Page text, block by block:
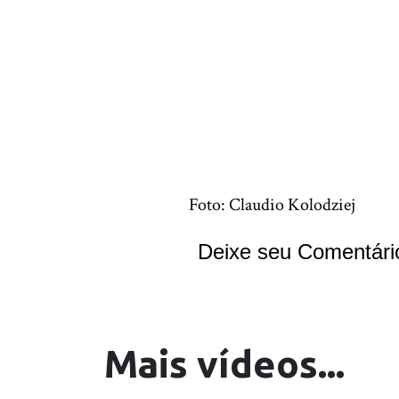
Foto: Claudio Kolodziej
Deixe seu
Mais vídeos...